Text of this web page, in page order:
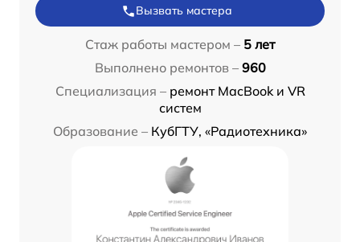
Вызвать мастера
Стаж работы мастером – 5 лет
Выполнено ремонтов – 960
Специализация – ремонт MacBook и VR
систем
Образование – КубГТУ, «Радиотехника»